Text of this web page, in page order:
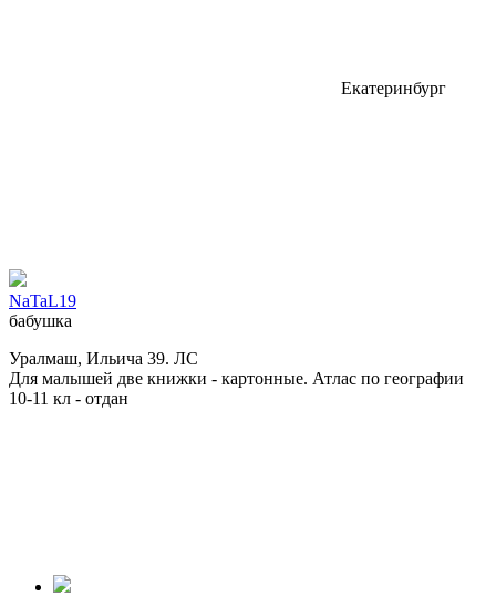
Екатеринбург
NaTaL19
бабушка
Уралмаш, Ильича 39. ЛС
Для малышей две книжки - картонные. Атлас по географии
10-11 кл - отдан